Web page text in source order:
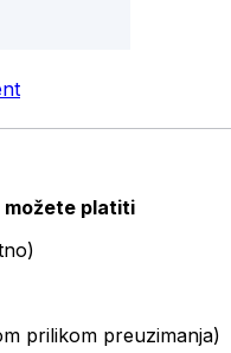
možete platiti
prilikom preuzimanja)